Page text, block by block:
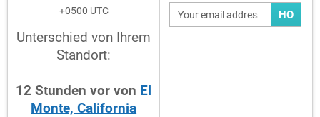
+0500 UTC
Unterschied von Ihrem
Standort:
12 Stunden vor von El
Monte, California
HO